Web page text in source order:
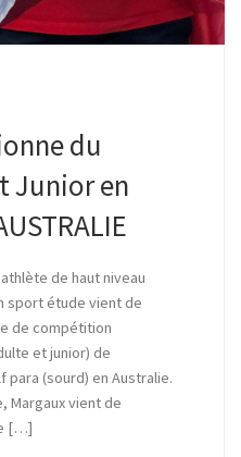
du
Junior en
de haut niveau
sport étude vient de
de compétition
et junior) de
para (sourd) en Australie.
Margaux vient de
[…]